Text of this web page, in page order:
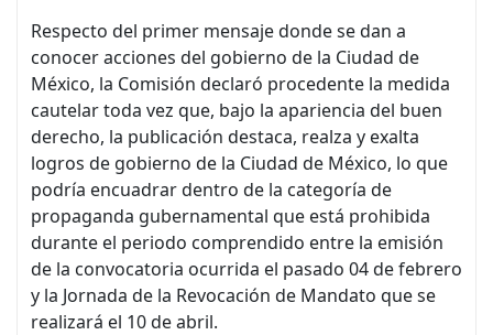
Respecto del primer mensaje donde se dan a
conocer acciones del gobierno de la Ciudad de
México, la Comisión declaró procedente la medida
cautelar toda vez que, bajo la apariencia del buen
derecho, la publicación destaca, realza y exalta
logros de gobierno de la Ciudad de México, lo que
podría encuadrar dentro de la categoría de
propaganda gubernamental que está prohibida
durante el periodo comprendido entre la emisión
de la convocatoria ocurrida el pasado 04 de febrero
y la Jornada de la Revocación de Mandato que se
realizará el 10 de abril.